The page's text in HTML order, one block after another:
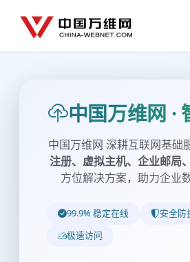
中国万维网 ·
中国万维网 深耕互联网基础
注册、虚拟主机、企业邮局
方位解决方案，助力企业
99.9% 稳定在线
安全防
极速访问